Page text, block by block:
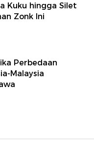
Kuku hingga Silet
Zonk Ini
Perbedaan
Malaysia